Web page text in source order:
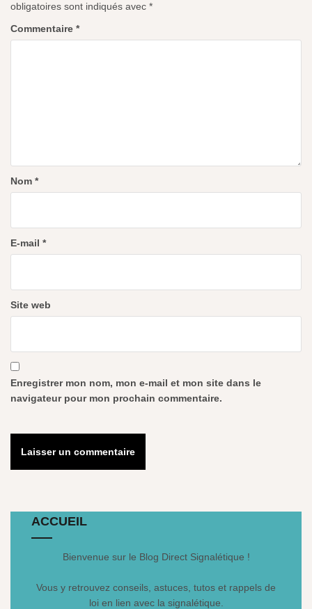
obligatoires sont indiqués avec *
Commentaire *
Nom *
E-mail *
Site web
Enregistrer mon nom, mon e-mail et mon site dans le
navigateur pour mon prochain commentaire.
ACCUEIL
Bienvenue sur le Blog Direct Signalétique !
Vous y retrouvez conseils, astuces, tutos et rappels de
loi en lien avec la signalétique.